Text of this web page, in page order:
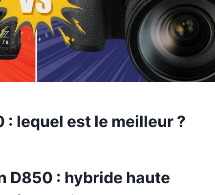
: lequel est le meilleur ?
D850 : hybride haute